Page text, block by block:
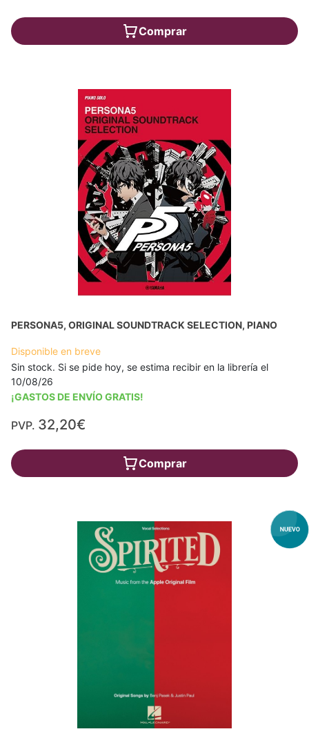
Comprar
PERSONA5, ORIGINAL SOUNDTRACK SELECTION, PIANO
Disponible en breve
Sin stock. Si se pide hoy, se estima recibir en la librería el
10/08/26
¡GASTOS DE ENVÍO GRATIS!
PVP. 32,20€
Comprar